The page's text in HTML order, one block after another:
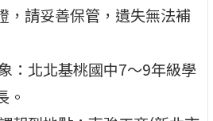
，請妥善保管，遺失無法補
：北北基桃國中7～9年級學
。